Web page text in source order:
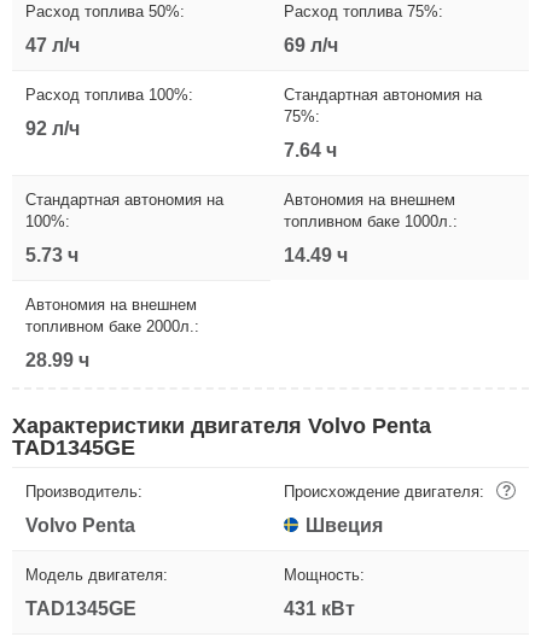
Расход топлива 50%:
47 л/ч
Расход топлива 75%:
69 л/ч
Расход топлива 100%:
92 л/ч
Стандартная автономия на
75%:
7.64 ч
Стандартная автономия на
100%:
5.73 ч
Автономия на внешнем
топливном баке 1000л.:
14.49 ч
Автономия на внешнем
топливном баке 2000л.:
28.99 ч
Характеристики двигателя Volvo Penta
TAD1345GE
Производитель:
Volvo Penta
Происхождение двигателя: ?
Швеция
Модель двигателя:
TAD1345GE
Мощность:
431 кВт